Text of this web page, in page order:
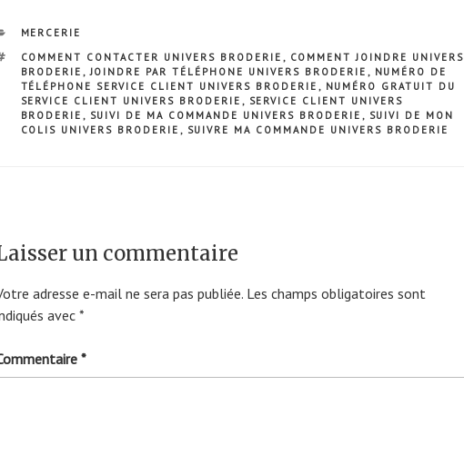
CATÉGORIES
MERCERIE
ÉTIQUETTES
COMMENT CONTACTER UNIVERS BRODERIE , COMMENT JOINDRE UNIVERS
BRODERIE ,JOINDRE PAR TÉLÉPHONE UNIVERS BRODERIE , NUMÉRO DE
TÉLÉPHONE SERVICE CLIENT UNIVERS BRODERIE , NUMÉRO GRATUIT DU
SERVICE CLIENT UNIVERS BRODERIE , SERVICE CLIENT UNIVERS
BRODERIE , SUIVI DE MA COMMANDE UNIVERS BRODERIE , SUIVI DE MON
COLIS UNIVERS BRODERIE , SUIVRE MA COMMANDE UNIVERS BRODERIE
un commentaire
adresse e-mail ne sera pas publiée. Les champs obligatoires sont
avec*
*